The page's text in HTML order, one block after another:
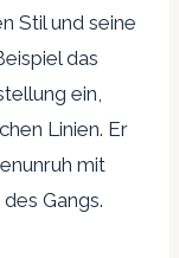
Stil und seine
das
ein,
Linien. Er
mit
Gangs.